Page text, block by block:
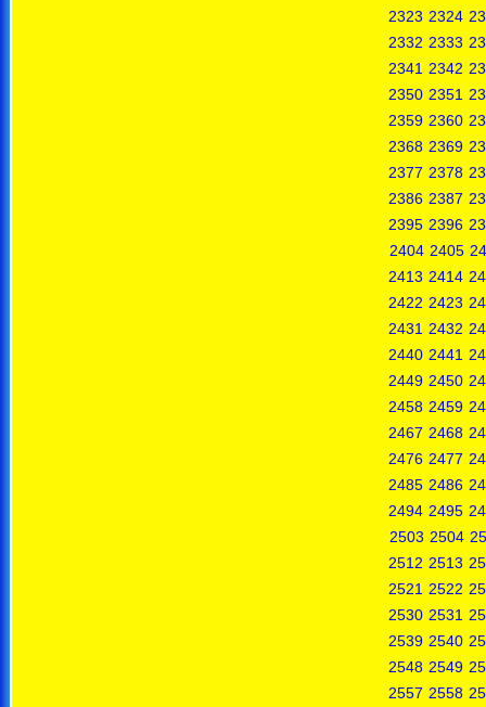
2323 2324
2332 2333
2341 2342
2350 2351
2359 2360
2368 2369
2377 2378
2386 2387
2395 2396
2404 2405
2413 2414
2422 2423
2431 2432
2440 2441
2449 2450
2458 2459
2467 2468
2476 2477
2485 2486
2494 2495
2503 2504
2512 2513
2521 2522
2530 2531
2539 2540
2548 2549
2557 2558